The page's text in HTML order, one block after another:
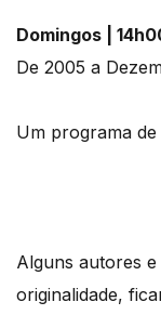
Domingos |
De 2005 a
Um programa de
Alguns autores
originalidade,